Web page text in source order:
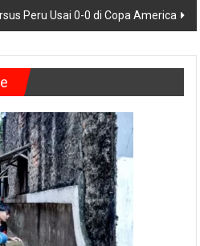
Peru Usai 0-0 di Copa America